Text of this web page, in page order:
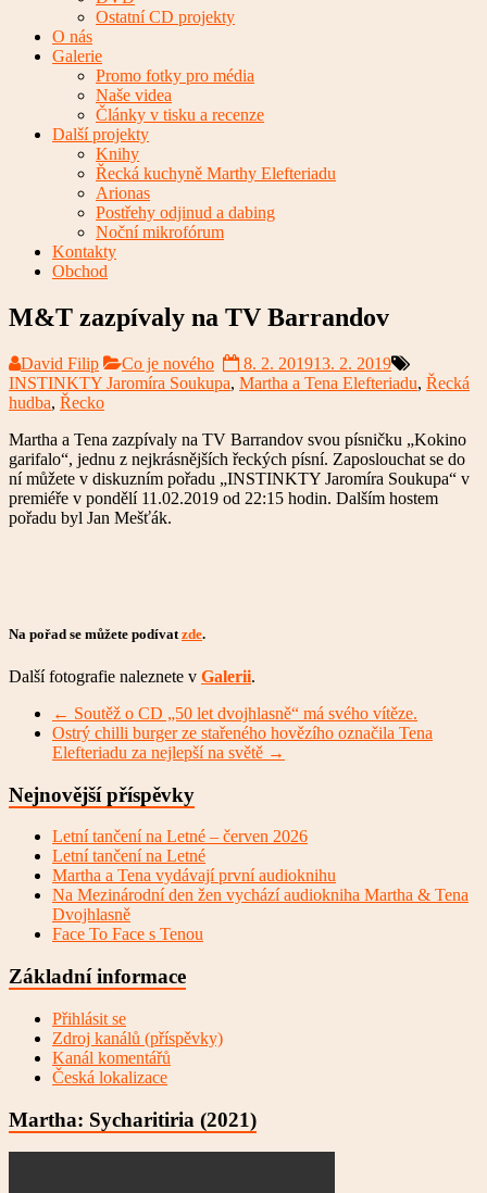
Ostatní CD projekty
O nás
Galerie
Promo fotky pro média
Naše videa
Články v tisku a recenze
Další projekty
Knihy
Řecká kuchyně Marthy Elefteriadu
Arionas
Postřehy odjinud a dabing
Noční mikrofórum
Kontakty
Obchod
M&T zazpívaly na TV Barrandov
David Filip Co je nového 8. 2. 201913. 2. 2019
INSTINKTY Jaromíra Soukupa, Martha a Tena Elefteriadu, Řecká
hudba, Řecko
Martha a Tena zazpívaly na TV Barrandov svou písničku „Kokino
garifalo“, jednu z nejkrásnějších řeckých písní. Zaposlouchat se do
ní můžete v diskuzním pořadu „INSTINKTY Jaromíra Soukupa“ v
premiéře v pondělí 11.02.2019 od 22:15 hodin. Dalším hostem
pořadu byl Jan Mešťák.
Na pořad se můžete podívat zde.
Další fotografie naleznete v Galerii.
← Soutěž o CD „50 let dvojhlasně“ má svého vítěze.
Ostrý chilli burger ze stařeného hovězího označila Tena
Elefteriadu za nejlepší na světě →
Nejnovější příspěvky
Letní tančení na Letné – červen 2026
Letní tančení na Letné
Martha a Tena vydávají první audioknihu
Na Mezinárodní den žen vychází audiokniha Martha & Tena
Dvojhlasně
Face To Face s Tenou
Základní informace
Přihlásit se
Zdroj kanálů (příspěvky)
Kanál komentářů
Česká lokalizace
Martha: Sycharitiria (2021)